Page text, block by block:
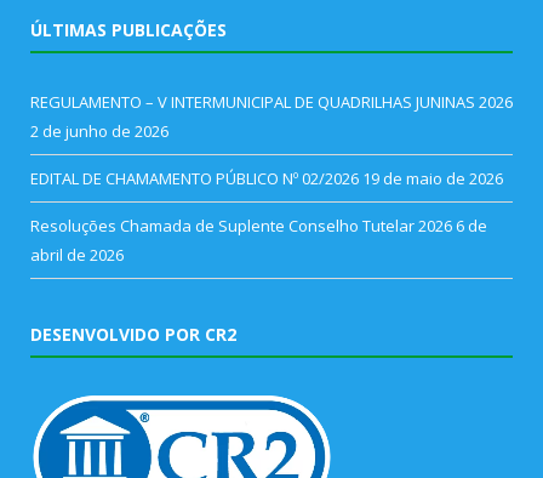
ÚLTIMAS PUBLICAÇÕES
REGULAMENTO – V INTERMUNICIPAL DE QUADRILHAS JUNINAS 2026
2 de junho de 2026
EDITAL DE CHAMAMENTO PÚBLICO Nº 02/2026 19 de maio de 2026
Resoluções Chamada de Suplente Conselho Tutelar 2026 6 de
abril de 2026
DESENVOLVIDO POR CR2